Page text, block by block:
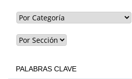
PALABRAS CLAVE